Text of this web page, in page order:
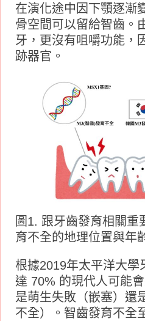
在演化途中因下顎逐漸
骨空間可以留給智齒。
牙，更沒有咀嚼功能，
跡器官。
圖1. 跟牙齒發育相關重
育不全的地理位置與年
根據2019年太平洋大學
達 70% 的現代人可能
是萌生失敗（嵌塞）還
不全）。智齒發育不全